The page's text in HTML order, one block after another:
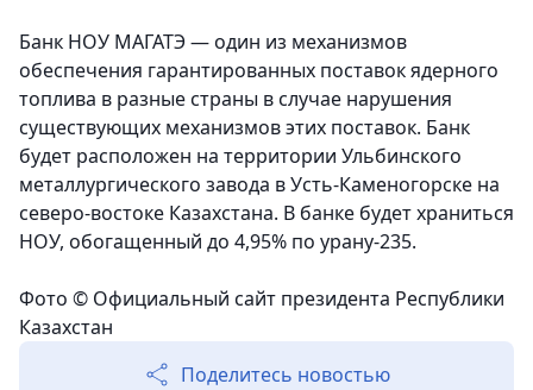
Банк НОУ МАГАТЭ — один из механизмов
обеспечения гарантированных поставок ядерного
топлива в разные страны в случае нарушения
существующих механизмов этих поставок. Банк
будет расположен на территории Ульбинского
металлургического завода в Усть-Каменогорске на
северо-востоке Казахстана. В банке будет храниться
НОУ, обогащенный до 4,95% по урану-235.
Фото © Официальный сайт президента Республики
Казахстан
Поделитесь новостью